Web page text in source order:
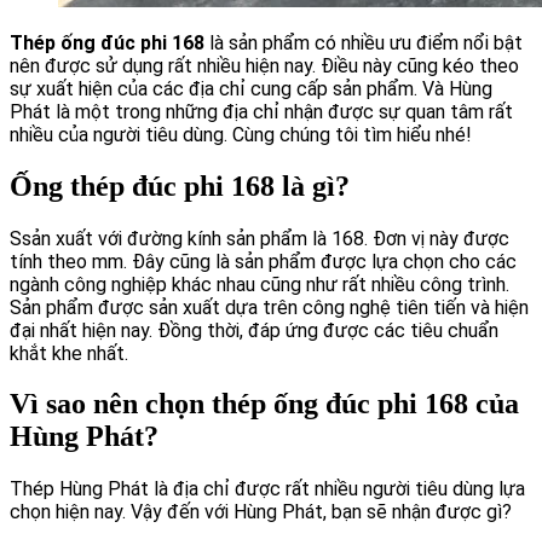
Thép ống đúc phi 168 là sản phẩm có nhiều ưu điểm nổi bật
nên được sử dụng rất nhiều hiện nay. Điều này cũng kéo theo
sự xuất hiện của các địa chỉ cung cấp sản phẩm. Và Hùng
Phát là một trong những địa chỉ nhận được sự quan tâm rất
nhiều của người tiêu dùng. Cùng chúng tôi tìm hiểu nhé!
Ống thép đúc phi 168 là gì?
Ssản xuất với đường kính sản phẩm là 168. Đơn vị này được
tính theo mm. Đây cũng là sản phẩm được lựa chọn cho các
ngành công nghiệp khác nhau cũng như rất nhiều công trình.
Sản phẩm được sản xuất dựa trên công nghệ tiên tiến và hiện
đại nhất hiện nay. Đồng thời, đáp ứng được các tiêu chuẩn
khắt khe nhất.
Vì sao nên chọn thép ống đúc phi 168 của
Hùng Phát?
Thép Hùng Phát là địa chỉ được rất nhiều người tiêu dùng lựa
chọn hiện nay. Vậy đến với Hùng Phát, bạn sẽ nhận được gì?